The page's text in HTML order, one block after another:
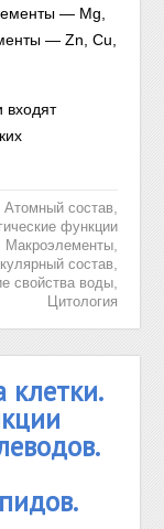
— Mg,
— Zn, Сu,
входят
Атомный состав,
функции
Макроэлементы,
состав,
свойства воды,
Цитология
клетки.